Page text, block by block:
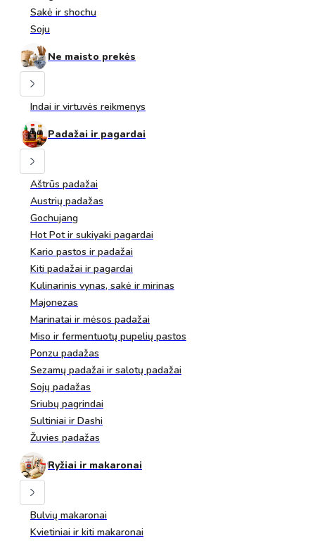
Sakė ir shochu
Soju
Ne maisto prekės
Indai ir virtuvės reikmenys
Padažai ir pagardai
Aštrūs padažai
Austrių padažas
Gochujang
Hot Pot ir sukiyaki pagardai
Kario pastos ir padažai
Kiti padažai ir pagardai
Kulinarinis vynas, sakė ir mirinas
Majonezas
Marinatai ir mėsos padažai
Miso ir fermentuotų pupelių pastos
Ponzu padažas
Sezamų padažai ir salotų padažai
Sojų padažas
Sriubų pagrindai
Sultiniai ir Dashi
Žuvies padažas
Ryžiai ir makaronai
Bulvių makaronai
Kvietiniai ir kiti makaronai